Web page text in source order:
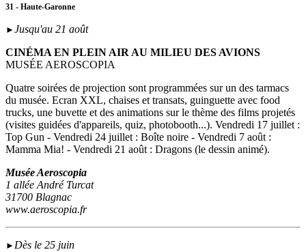
31 - Haute-Garonne
► Jusqu'au 21 août
CINÉMA EN PLEIN AIR AU MILIEU DES AVIONS
MUSÉE AEROSCOPIA
Quatre soirées de projection sont programmées sur un des tarmacs
du musée. Ecran XXL, chaises et transats, guinguette avec food
trucks, une buvette et des animations sur le thème des films projetés
(visites guidées d'appareils, quiz, photobooth...). Vendredi 17 juillet :
Top Gun - Vendredi 24 juillet : Boîte noire - Vendredi 7 août :
Mamma Mia! - Vendredi 21 août : Dragons (le dessin animé).
Musée Aeroscopia
1 allée André Turcat
31700 Blagnac
www.aeroscopia.fr
► Dès le 25 juin